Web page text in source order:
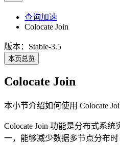
查询加速
Colocate Join
版本：Stable-3.5
本页总览
Colocate Join
本小节介绍如何使用 Colocate
Colocate Join 功能是分布式系
一，能够减少数据多节点分布